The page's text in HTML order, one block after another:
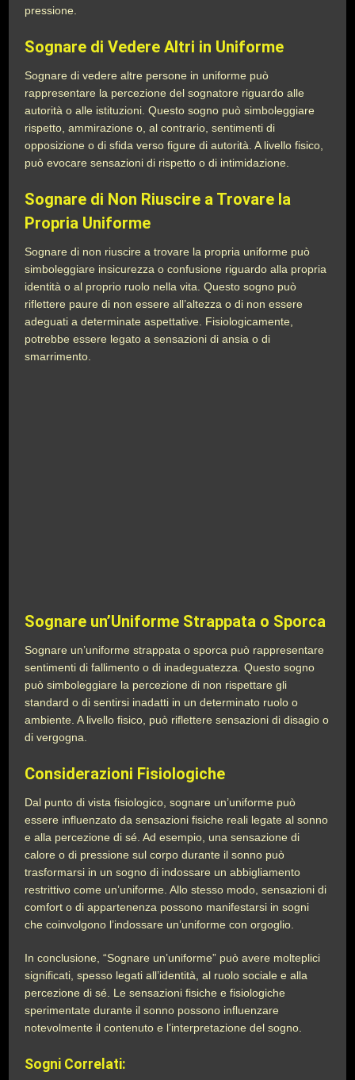
pressione.
Sognare di Vedere Altri in Uniforme
Sognare di vedere altre persone in uniforme può
rappresentare la percezione del sognatore riguardo alle
autorità o alle istituzioni. Questo sogno può simboleggiare
rispetto, ammirazione o, al contrario, sentimenti di
opposizione o di sfida verso figure di autorità. A livello fisico,
può evocare sensazioni di rispetto o di intimidazione.
Sognare di Non Riuscire a Trovare la
Propria Uniforme
Sognare di non riuscire a trovare la propria uniforme può
simboleggiare insicurezza o confusione riguardo alla propria
identità o al proprio ruolo nella vita. Questo sogno può
riflettere paure di non essere all’altezza o di non essere
adeguati a determinate aspettative. Fisiologicamente,
potrebbe essere legato a sensazioni di ansia o di
smarrimento.
Sognare un’Uniforme Strappata o Sporca
Sognare un’uniforme strappata o sporca può rappresentare
sentimenti di fallimento o di inadeguatezza. Questo sogno
può simboleggiare la percezione di non rispettare gli
standard o di sentirsi inadatti in un determinato ruolo o
ambiente. A livello fisico, può riflettere sensazioni di disagio o
di vergogna.
Considerazioni Fisiologiche
Dal punto di vista fisiologico, sognare un’uniforme può
essere influenzato da sensazioni fisiche reali legate al sonno
e alla percezione di sé. Ad esempio, una sensazione di
calore o di pressione sul corpo durante il sonno può
trasformarsi in un sogno di indossare un abbigliamento
restrittivo come un’uniforme. Allo stesso modo, sensazioni di
comfort o di appartenenza possono manifestarsi in sogni
che coinvolgono l’indossare un’uniforme con orgoglio.
In conclusione, “Sognare un’uniforme” può avere molteplici
significati, spesso legati all’identità, al ruolo sociale e alla
percezione di sé. Le sensazioni fisiche e fisiologiche
sperimentate durante il sonno possono influenzare
notevolmente il contenuto e l’interpretazione del sogno.
Sogni Correlati: